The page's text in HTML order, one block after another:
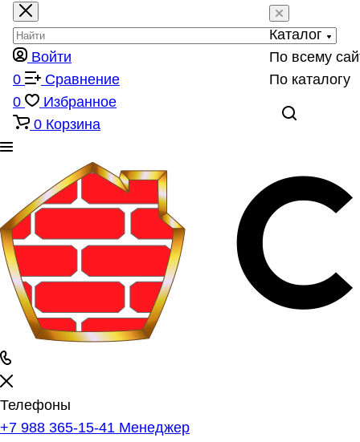
Каталог
По всему
По каталогу
Войти
0
Сравнение
0
Избранное
0 Корзина
Телефоны
+7 988 365-15-41 Менеджер